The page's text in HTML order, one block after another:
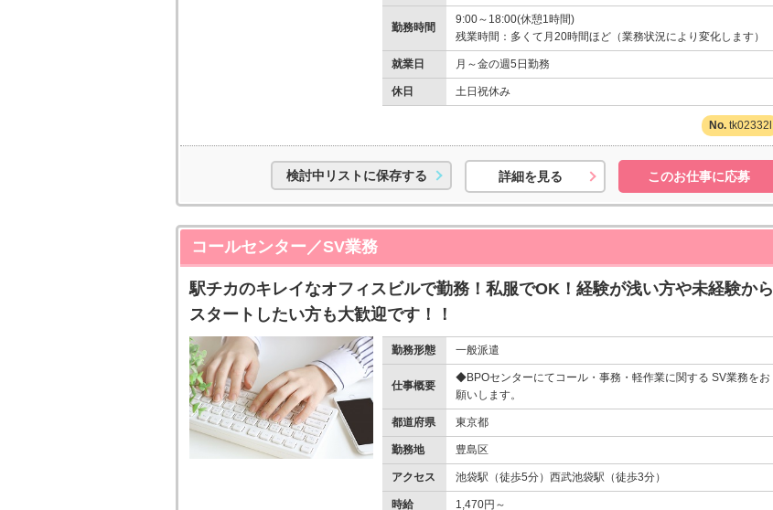
勤務時間
9:00～18:00(休憩1時間)
残業時間：多くて月20時間ほど（業務状況により変化します）
就業日 月～金の週5日勤務
休日 土日祝休み
tk02332l
検討中リストに保存する 詳細を見る このお仕事に応募
コールセンター／SV業務
駅チカのキレイなオフィスビルで勤務！私服でOK！経験が浅い方や未経験から
スタートしたい方も大歓迎です！！
勤務形態 一般派遣
仕事概要
◆BPOセンターにてコール・事務・軽作業に関する SV業務をお
願いします。
都道府県 東京都
勤務地 豊島区
アクセス 池袋駅（徒歩5分）西武池袋駅（徒歩3分）
時給 1,470円～